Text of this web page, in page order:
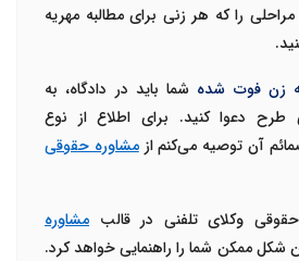
مراحلی را که هر زنی برای مطالبه مهریه
زن فوت شده شما باید در دادگاه، به
دعوا کنید. برای اطلاع از نوع
آن توصیه می‌کنم ازمشاوره حقوقی
وکلای تلفنی در قالب مشاوره
شکل ممکن شما را راهنمایی خواهد کرد.